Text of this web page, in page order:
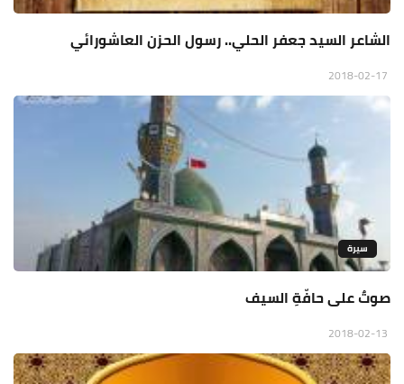
الشاعر السيد جعفر الحلي.. رسول الحزن العاشورائي
سيرة
صوتٌ على حافّةِ السيف